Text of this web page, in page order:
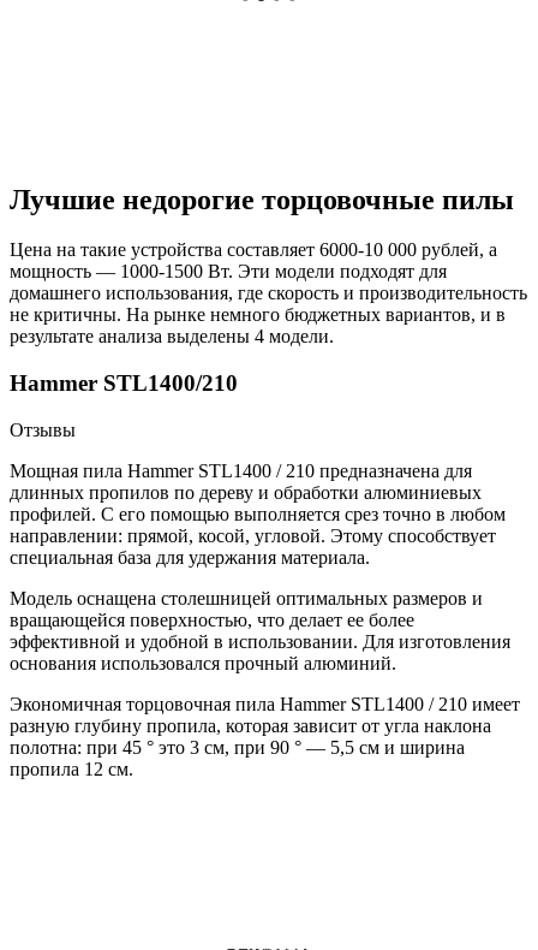
Лучшие недорогие торцовочные пилы
Цена на такие устройства составляет 6000-10 000 рублей, а
мощность — 1000-1500 Вт. Эти модели подходят для
домашнего использования, где скорость и производительность
не критичны. На рынке немного бюджетных вариантов, и в
результате анализа выделены 4 модели.
Hammer STL1400/210
Отзывы
Мощная пила Hammer STL1400 / 210 предназначена для
длинных пропилов по дереву и обработки алюминиевых
профилей. С его помощью выполняется срез точно в любом
направлении: прямой, косой, угловой. Этому способствует
специальная база для удержания материала.
Модель оснащена столешницей оптимальных размеров и
вращающейся поверхностью, что делает ее более
эффективной и удобной в использовании. Для изготовления
основания использовался прочный алюминий.
Экономичная торцовочная пила Hammer STL1400 / 210 имеет
разную глубину пропила, которая зависит от угла наклона
полотна: при 45 ° это 3 см, при 90 ° — 5,5 см и ширина
пропила 12 см.